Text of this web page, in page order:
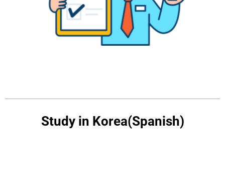
Study in Korea(Spanish)